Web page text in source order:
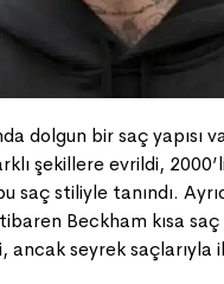
dolgun bir saç
şekillere evrildi,
saç stiliyle tanındı.
Beckham kısa
ancak seyrek saçlarıyla